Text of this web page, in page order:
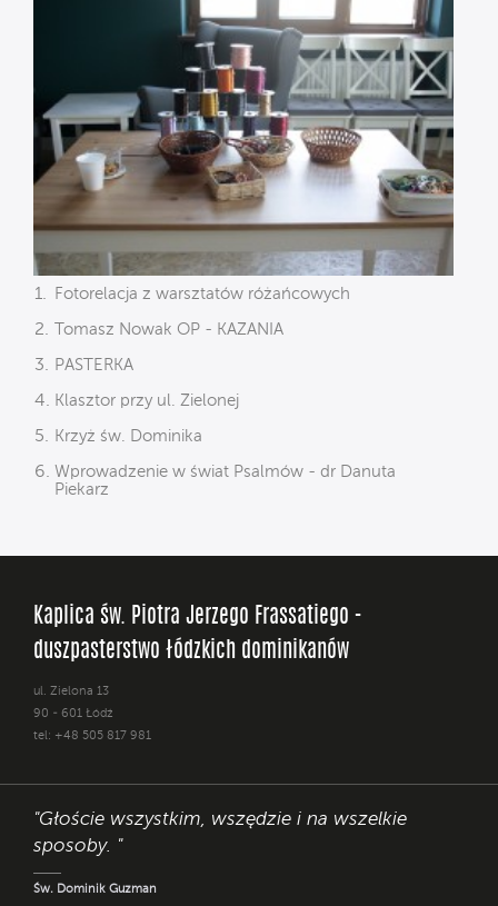
Fotorelacja z warsztatów różańcowych
Tomasz Nowak OP - KAZANIA
PASTERKA
Klasztor przy ul. Zielonej
Krzyż św. Dominika
Wprowadzenie w świat Psalmów - dr Danuta
Piekarz
Kaplica św. Piotra Jerzego Frassatiego -
duszpasterstwo łódzkich dominikanów
ul. Zielona 13
90 - 601 Łódź
tel: +48 505 817 981
"Głoście wszystkim, wszędzie i na wszelkie
sposoby. "
Św. Dominik Guzman